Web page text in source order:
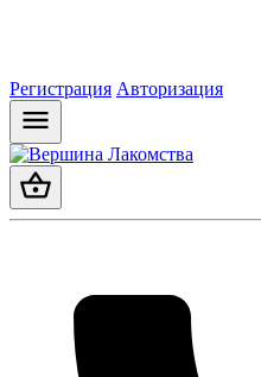
Регистрация Авторизация